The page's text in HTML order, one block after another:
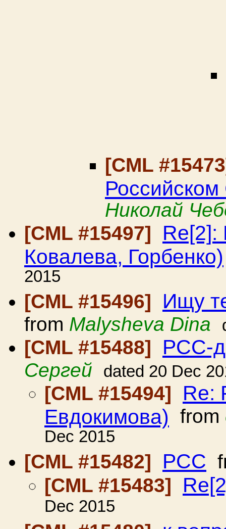
[CML
Николай
[CML #15497]
Re[2]:
Ковалева, Горбенко)
2015
[CML #15496]
Ищу
from Malysheva Dina
[CML #15488] РСС-
Сергей dated 20 Dec
[CML #15494] Re:
Евдокимова) from
Dec 2015
[CML #15482]
РCC
[CML #15483]
Dec 2015